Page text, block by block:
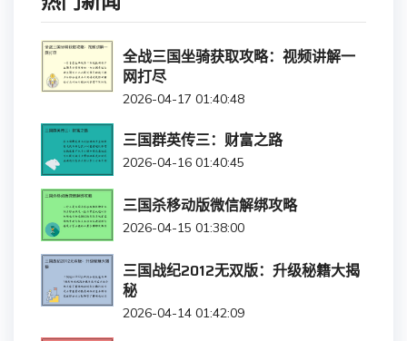
全战三国坐骑获取攻略：视频讲解一
网打尽
2026-04-17 01:40:48
三国群英传三：财富之路
2026-04-16 01:40:45
三国杀移动版微信解绑攻略
2026-04-15 01:38:00
三国战纪2012无双版：升级秘籍大揭
秘
2026-04-14 01:42:09